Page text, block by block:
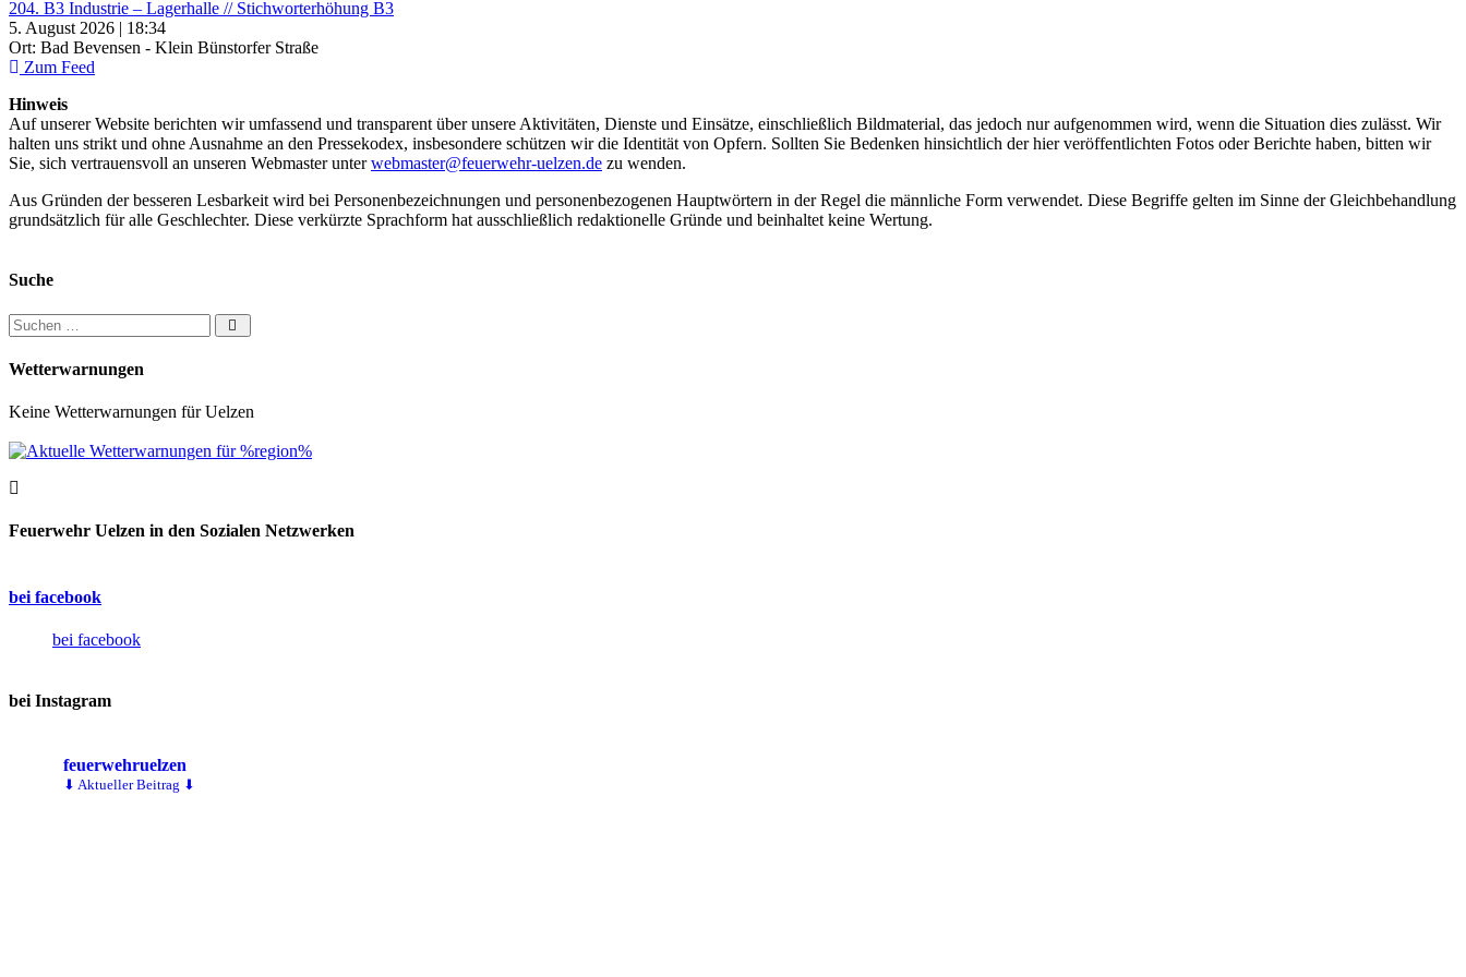
204. B3 Industrie – Lagerhalle // Stichworterhöhung B3
5. August 2026 | 18:34
Ort: Bad Bevensen - Klein Bünstorfer Straße
Zum Feed
Hinweis
Auf unserer Website berichten wir umfassend und transparent über unsere Aktivitäten, Dienste und Einsätze, einschließlich Bildmaterial, das jedoch nur aufgenommen wird, wenn die Situation dies zulässt. Wir
halten uns strikt und ohne Ausnahme an den Pressekodex, insbesondere schützen wir die Identität von Opfern. Sollten Sie Bedenken hinsichtlich der hier veröffentlichten Fotos oder Berichte haben, bitten wir
Sie, sich vertrauensvoll an unseren Webmaster unterwebmaster@feuerwehr-uelzen.de zu wenden.
Aus Gründen der besseren Lesbarkeit wird bei Personenbezeichnungen und personenbezogenen Hauptwörtern in der Regel die männliche Form verwendet. Diese Begriffe gelten im Sinne der Gleichbehandlung
grundsätzlich für alle Geschlechter. Diese verkürzte Sprachform hat ausschließlich redaktionelle Gründe und beinhaltet keine Wertung.
Suche
Suchen nach:
Wetterwarnungen
Keine Wetterwarnungen für Uelzen
Feuerwehr Uelzen in den Sozialen Netzwerken
bei facebook
bei facebook
bei Instagram
feuerwehruelzen
⬇ Aktueller Beitrag ⬇